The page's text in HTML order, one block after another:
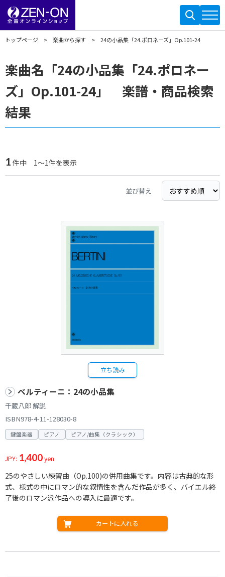
トップページ 楽曲から探す 24の小品集「24.ポロネーズ」Op.101-24
楽曲名「24の小品集「24.ポロネー
ズ」Op.101-24」 楽譜・商品検索
結果
1 件中 1～1件を表示
並び替え
立ち読み
ベルティーニ：24の小品集
千蔵八郎 解説
ISBN978-4-11-128030-8
鍵盤楽器 ピアノ ピアノ/曲集（クラシック）
JPY: 1,400yen
25のやさしい練習曲（Op.100)の併用曲集です。内容は古典的な形
式、様式の中にロマン的な叙情性を含んだ作品が多く、バイエル終
了後のロマン派作品への導入に最適です。
カートに入れる